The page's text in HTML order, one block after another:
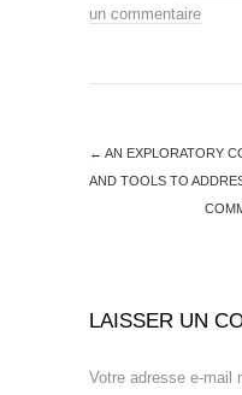
un commentaire
← AN EXPLORATORY
AND TOOLS TO
LAISSER UN
Votre adresse e-mail